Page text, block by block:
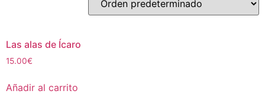
Las alas de Ícaro
15.00€
Añadir al carrito